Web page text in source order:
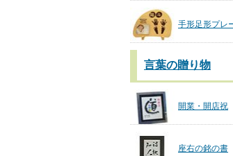
手形足形プレ
言葉の贈り物
開業・開店祝
座右の銘の書